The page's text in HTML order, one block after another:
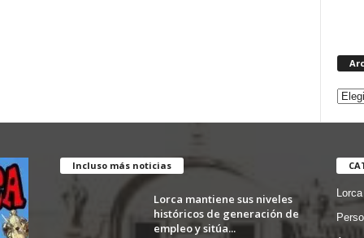
Incluso más noticias
Lorca mantiene sus niveles
históricos de generación de
empleo y sitúa...
Lorca